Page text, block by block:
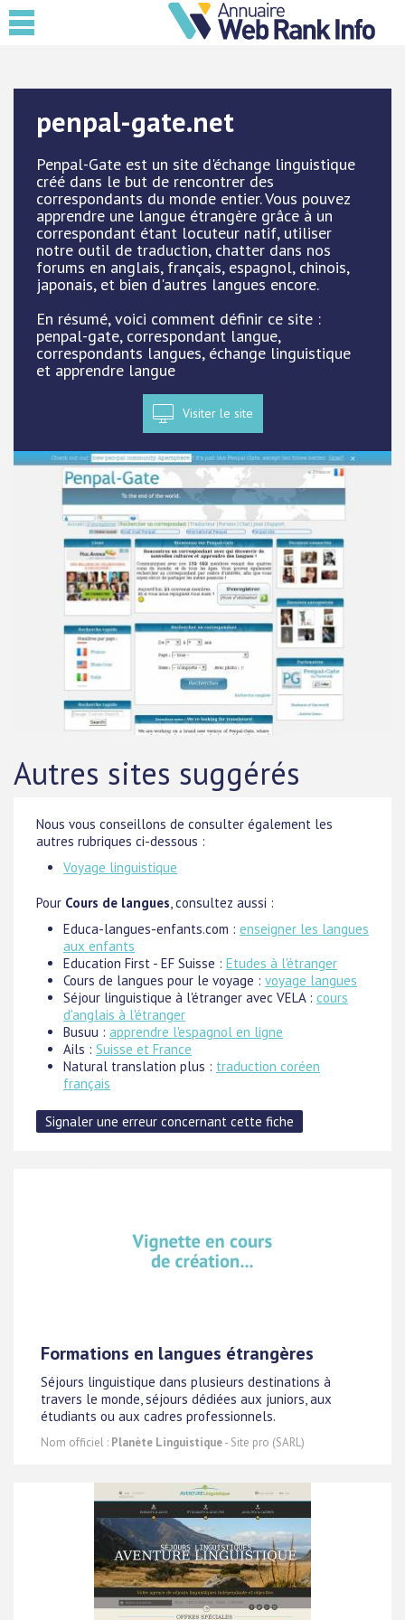
penpal-gate.net
Penpal-Gate est un site d'échange linguistique
créé dans le but de rencontrer des
correspondants du monde entier. Vous pouvez
apprendre une langue étrangère grâce à un
correspondant étant locuteur natif, utiliser
notre outil de traduction, chatter dans nos
forums en anglais, français, espagnol, chinois,
japonais, et bien d'autres langues encore.
En résumé, voici comment définir ce site :
penpal-gate, correspondant langue,
correspondants langues, échange linguistique
et apprendre langue
Visiter le site
Autres sites suggérés
Nous vous conseillons de consulter également les
autres rubriques ci-dessous :
Voyage linguistique
Pour Cours de langues, consultez aussi :
Educa-langues-enfants.com : enseigner les langues
aux enfants
Education First - EF Suisse : Etudes à l'étranger
Cours de langues pour le voyage : voyage langues
Séjour linguistique à l'étranger avec VELA : cours
d'anglais à l'étranger
Busuu : apprendre l'espagnol en ligne
Ails : Suisse et France
Natural translation plus : traduction coréen
français
Formations en langues étrangères
Séjours linguistique dans plusieurs destinations à
travers le monde, séjours dédiées aux juniors, aux
étudiants ou aux cadres professionnels.
Nom officiel : Planète Linguistique- Site pro (SARL)